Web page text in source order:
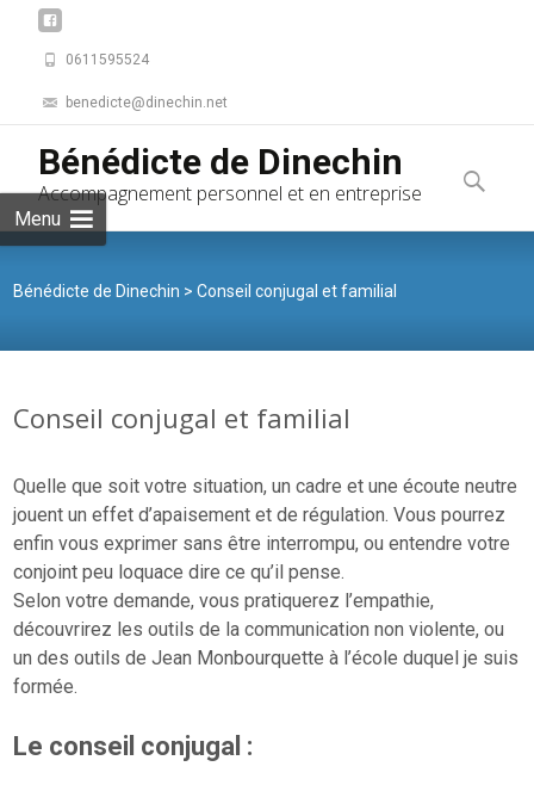
0611595524
benedicte@dinechin.net
Bénédicte de Dinechin
Accompagnement personnel et en entreprise
Menu
content
Bénédicte de Dinechin >Conseil conjugal et familial
Conseil conjugal et familial
Quelle que soit votre situation, un cadre et une écoute neutre
jouent un effet d’apaisement et de régulation. Vous pourrez
enfin vous exprimer sans être interrompu, ou entendre votre
conjoint peu loquace dire ce qu’il pense.
Selon votre demande, vous pratiquerez l’empathie,
découvrirez les outils de la communication non violente, ou
un des outils de Jean Monbourquette à l’école duquel je suis
formée.
Le conseil conjugal :